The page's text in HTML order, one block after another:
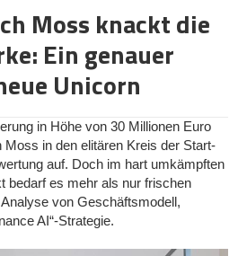
ärztliche Versorgung in
plant, die Technologieplattform von
und den operativen Betrieb mit
fortzuführen.
erklärt: „Die BDS Digital Health
MedKitDoc über ein hohes Maß an
und großes Marktpotenzial. Es
zukunftsfähige Lösung für das
und Partner erzielen konnten. Die
Investor bietet die Chance,
Moss knackt die
Ein genauer
Unicorn
in Höhe von 30 Millionen Euro
Moss in den elitären Kreis der Start-
auf. Doch im hart umkämpften
bedarf es mehr als nur frischen
von Geschäftsmodell,
AI“-Strategie.